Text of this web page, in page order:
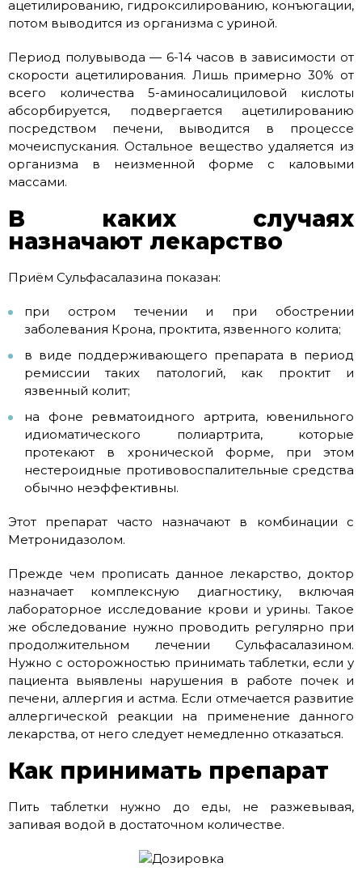
ацетилированию, гидроксилированию, конъюгации,
потом выводится из организма с уриной.
Период полувывода — 6-14 часов в зависимости от
скорости ацетилирования. Лишь примерно 30% от
всего количества 5-аминосалициловой кислоты
абсорбируется, подвергается ацетилированию
посредством печени, выводится в процессе
мочеиспускания. Остальное вещество удаляется из
организма в неизменной форме с каловыми
массами.
В каких случаях
назначают лекарство
Приём Сульфасалазина показан:
при остром течении и при обострении
заболевания Крона, проктита, язвенного колита;
в виде поддерживающего препарата в период
ремиссии таких патологий, как проктит и
язвенный колит;
на фоне ревматоидного артрита, ювенильного
идиоматического полиартрита, которые
протекают в хронической форме, при этом
нестероидные противовоспалительные средства
обычно неэффективны.
Этот препарат часто назначают в комбинации с
Метронидазолом.
Прежде чем прописать данное лекарство, доктор
назначает комплексную диагностику, включая
лабораторное исследование крови и урины. Такое
же обследование нужно проводить регулярно при
продолжительном лечении Сульфасалазином.
Нужно с осторожностью принимать таблетки, если у
пациента выявлены нарушения в работе почек и
печени, аллергия и астма. Если отмечается развитие
аллергической реакции на применение данного
лекарства, от него следует немедленно отказаться.
Как принимать препарат
Пить таблетки нужно до еды, не разжевывая,
запивая водой в достаточном количестве.